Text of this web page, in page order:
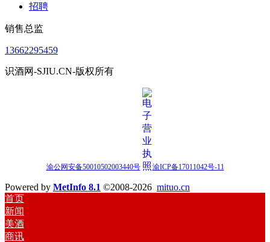
招聘
销售总监
13662295459
识酒网-SJIU.CN-版权所有
渝公网安备50010502003440号 渝ICP备17011042号-11
Powered by MetInfo 8.1 ©2008-2026 mituo.cn
首页
新闻
美酒
商讯